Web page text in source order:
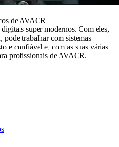
de AVACR
super modernos. Com eles,
trabalhar com sistemas
e confiável e, com as suas várias
profissionais de AVACR.